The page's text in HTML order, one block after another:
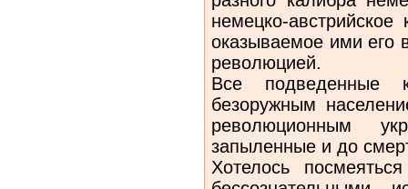
немецко-
оказываемое ими его
революцией.
Все
безоружным
революционным
запыленные и до
Хотелось